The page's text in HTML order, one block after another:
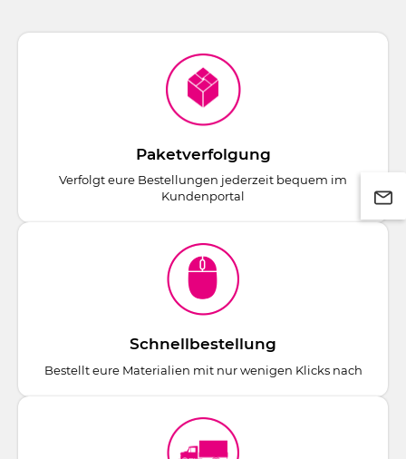
Paketverfolgung
Verfolgt eure Bestellungen jederzeit bequem im
Kundenportal
Schnellbestellung
Bestellt eure Materialien mit nur wenigen Klicks nach